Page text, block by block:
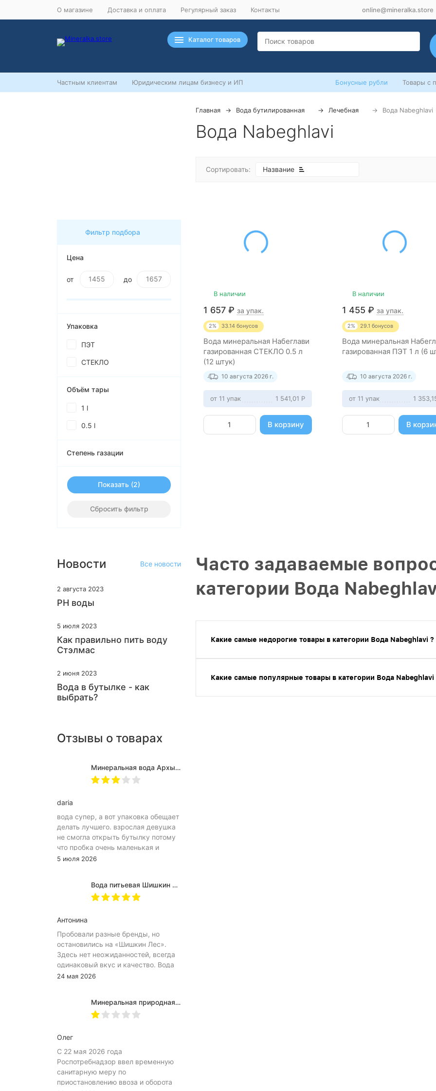
О магазине Доставка и оплата Регулярный заказ Контакты online@mineralka.store
Каталог товаров
Частным клиентам Юридическим лицам бизнесу и ИП Бонусные рубли Товары с
Главная Вода бутилированная Лечебная Вода Nabeghlavi
Вода Nabeghlavi
Сортировать: Название
В наличии
1 657 ₽ за упак.
2% 33.14 бонусов
Вода минеральная Набеглави
газированная СТЕКЛО 0.5 л
(12 штук)
10 августа 2026 г.
от 11 упак 1 541,01 Р
В корзину
В наличии
1 455 ₽ за упак.
2% 29.1 бонусов
Вода минеральная
газированная ПЭТ 1 л (6
10 августа 2026 г.
от 11 упак 1
В
Часто задаваемые
категории Вода
Какие самые недорогие товары в категории Вода Nabeghlavi ?
Какие самые популярные товары в категории Вода Nabeghlavi
Фильтр подбора
Цена
от до
Упаковка
ПЭТ
СТЕКЛО
Объём тары
1 l
0.5 l
Степень газации
Показать
Сбросить фильтр
Новости Все новости
2 августа 2023
PH воды
5 июля 2023
Как правильно пить воду
Стэлмас
2 июня 2023
Вода в бутылке - как
выбрать?
Отзывы о товарах
Минеральная вода Архыз Vita негазированная, ПЭТ 0.5 л (12 штук)
daria
вода супер, а вот упаковка обещает
делать лучшего. взрослая девушка
не смогла открыть бутылку потому
что пробка очень маленькая и
неудобное расположение
затрудняет открытию бутылка.
Плюс рубцы на пробке мелкие, что
5 июля 2026
Вода питьевая Шишкин лес в (одноразовой) таре 19 литров
Антонина
Пробовали разные бренды, но
остановились на «Шишкин Лес».
Здесь нет неожиданностей, всегда
одинаковый вкус и качество. Вода
хорошо идёт и холодной, и
подходит. Это, наверное, главный
показатель.
24 мая 2026
Минеральная природная вода Jermuk / Джермук газированная, Пэт (1,0л*6шт)
Олег
С 22 мая 2026 года
Роспотребнадзор ввел временную
санитарную меру по
приостановлению ввоза и оборота